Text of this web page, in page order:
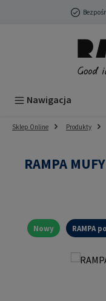
Przejdź do głównej
Nawigacja
Sklep Online Produkty
RAMPA
Nowy RAMPA
Pomiń galerię zdjęć